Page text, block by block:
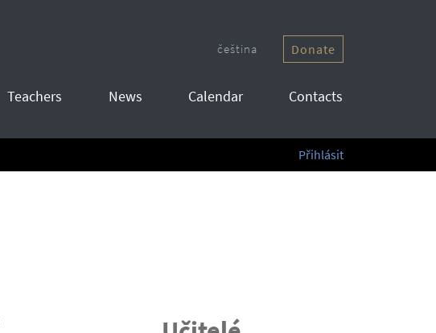
čeština Donate
Teachers News Calendar Contacts
Přihlásit